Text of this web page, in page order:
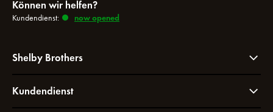
Können wir helfen?
Kundendienst: now opened
Shelby Brothers
Kundendienst